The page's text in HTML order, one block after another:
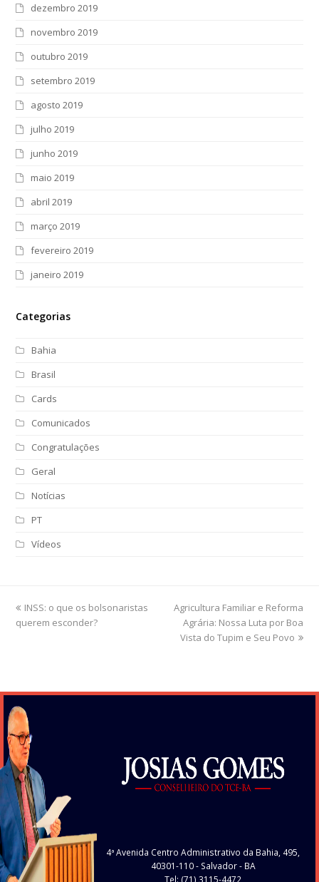
dezembro 2019
novembro 2019
outubro 2019
setembro 2019
agosto 2019
julho 2019
junho 2019
maio 2019
abril 2019
março 2019
fevereiro 2019
janeiro 2019
Categorias
Bahia
Brasil
Cards
Comunicados
Congratulações
Geral
Notícias
PT
Vídeos
previous
post:
INSS: o que os bolsonaristas
querem esconder?
next
post:
Agricultura Familiar e Reforma
Agrária: Nossa Luta por Boa
Vista do Tupim e Seu Povo
4ª Avenida Centro Administrativo da Bahia, 495,
40301-110- Salvador - BA